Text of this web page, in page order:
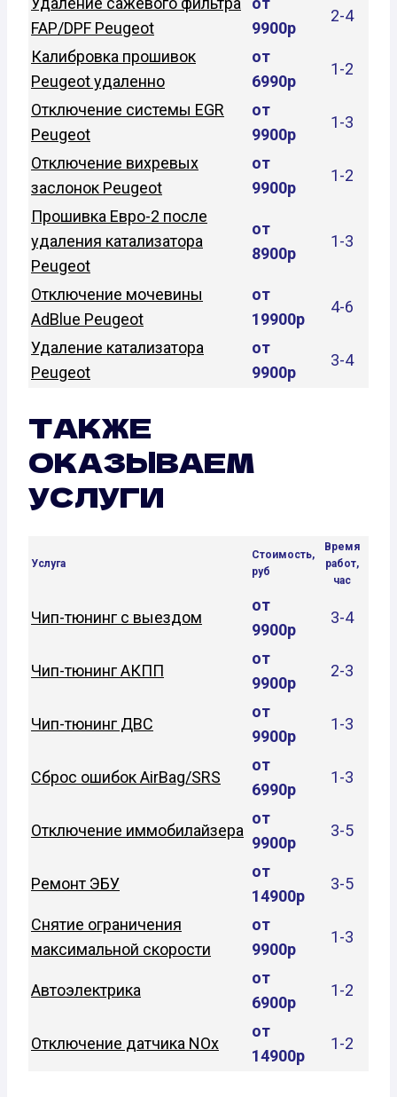
FAP/DPF Peugeot
9900р
2-4
Калибровка прошивок
Peugeot удаленно
от
6990р
1-2
Отключение системы EGR
Peugeot
от
9900р
1-3
Отключение вихревых
заслонок Peugeot
от
9900р
1-2
Прошивка Евро-2 после
удаления катализатора
Peugeot
от
8900р
1-3
Отключение мочевины
AdBlue Peugeot
от
19900р
4-6
Удаление катализатора
Peugeot
от
9900р
3-4
ТАКЖЕ
ОКАЗЫВАЕМ
УСЛУГИ
Услуга
Стоимость,
руб
Время
работ,
час
Чип-тюнинг с выездом
от
9900р
3-4
Чип-тюнинг АКПП
от
9900р
2-3
Чип-тюнинг ДВС
от
9900р
1-3
Сброс ошибок AirBag/SRS
от
6990р
1-3
Отключение иммобилайзера
от
9900р
3-5
Ремонт ЭБУ
от
14900р
3-5
Снятие ограничения
максимальной скорости
от
9900р
1-3
Автоэлектрика
от
6900р
1-2
Отключение датчика NOx
от
14900р
1-2